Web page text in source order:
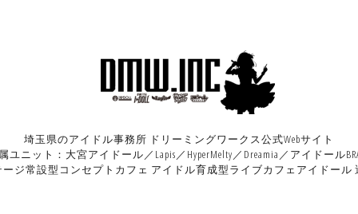
埼玉県のアイドル事務所 ドリーミングワークス公式Webサイト
ユニット：大宮アイドール／Lapis／HyperMelty／Dreamia／アイドール
ージ常設型コンセプトカフェ アイドル育成型ライブカフェアイドール